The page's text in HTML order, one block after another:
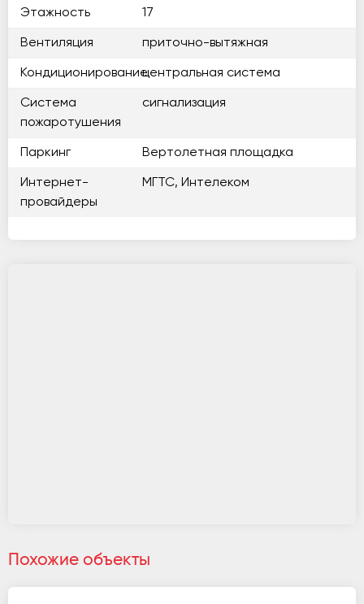
Этажность 17
Вентиляция приточно-вытяжная
Кондиционированиецентральная система
Система
пожаротушения
сигнализация
Паркинг Вертолетная площадка
Интернет-
провайдеры
МГТС, Интелеком
Похожие объекты